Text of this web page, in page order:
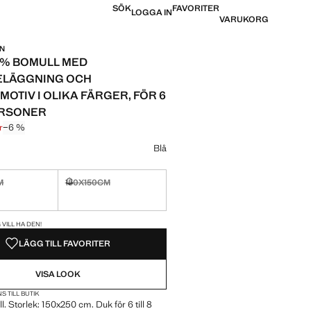
SÖKLOGGA INFAVORITER
VARUKORG
BOMULL MED
OCH
I OLIKA FÄRGER, FÖR 6
överstruket [599 kr ]
kr ]
−6 %
Blå
150X150CM
VILL HA DEN!
LÄGG TILL FAVORITER
VISA LOOK
TILL BUTIK
Storlek: 150x250 cm. Duk för 6 till 8